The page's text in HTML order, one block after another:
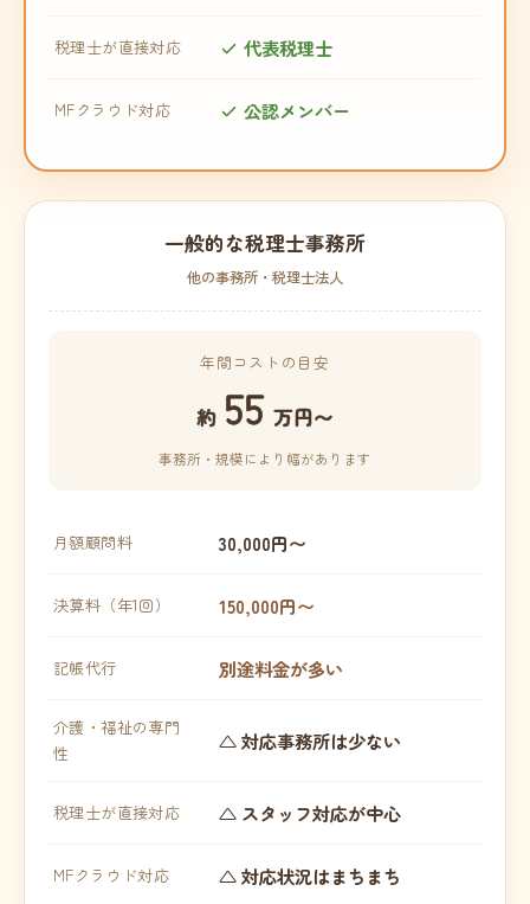
税理士が直接対応 代表税理士
MFクラウド対応 公認メンバー
一般的な税理士事務所
他の事務所・税理士法人
年間コストの目安
約 55 万円〜
事務所・規模により幅があります
月額顧問料 30,000円〜
決算料（年1回） 150,000円〜
記帳代行 別途料金が多い
介護・福祉の専門
性
△ 対応事務所は少ない
税理士が直接対応 △ スタッフ対応が中心
MFクラウド対応 △ 対応状況はまちまち